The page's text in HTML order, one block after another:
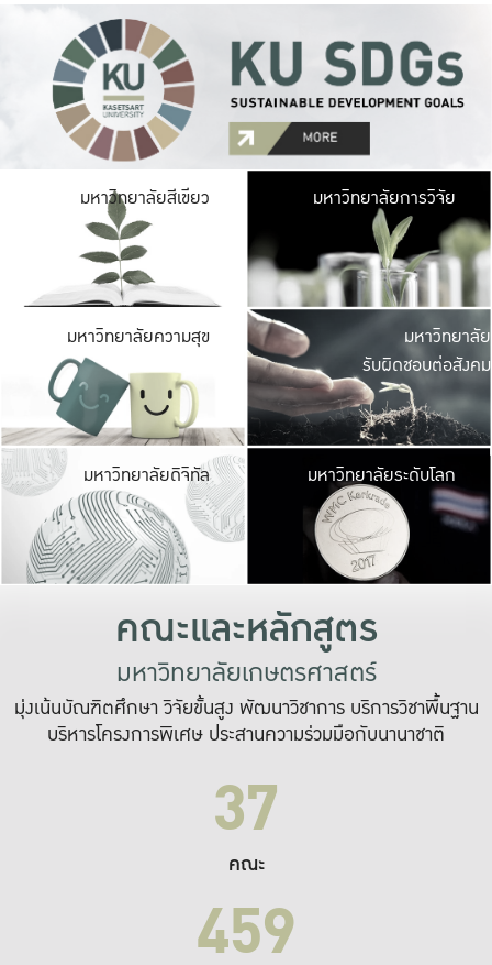
มหาวิทยาลัยสีเขียว มหาวิ
มีพื้นที่เขียวสดใส
เป็นป่าในเมือง เกษต
มหาวิทยาลัยการวิจัย
มหาวิทยาลัยความสุข มหาวิ
ค
เปิดประ
และพบเรื่องราวใ
มหาวิทยาลัย
รับผิดชอบต่อสังคม
มหาวิทยาลัยดิจิทัล มหาวิ
เปลี่ยนแปลง แล
เพื่อทำง
ระบบสารสนเทศ
มหาวิทยาลัยระดับโลก
คณะและหลักสูตร
มหาวิทยาลัยเกษตรศาสตร์
มุ่งเน้นบัณฑิตศึกษา วิจัยขั้นสูง พัฒนาวิชาการ บริการวิชาพื้นฐาน
บริหารโครงการพิเศษ ประสานความร่วมมือกับนานาชาติ
37
คณะ
459